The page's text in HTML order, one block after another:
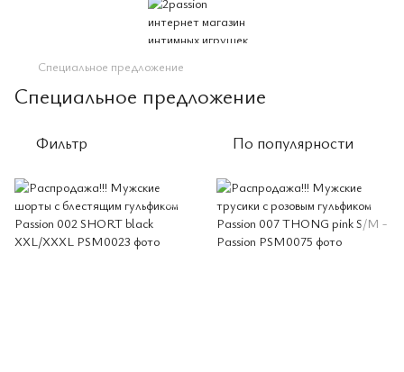
Специальное предложение
Специальное предложение
Фильтр По популярности